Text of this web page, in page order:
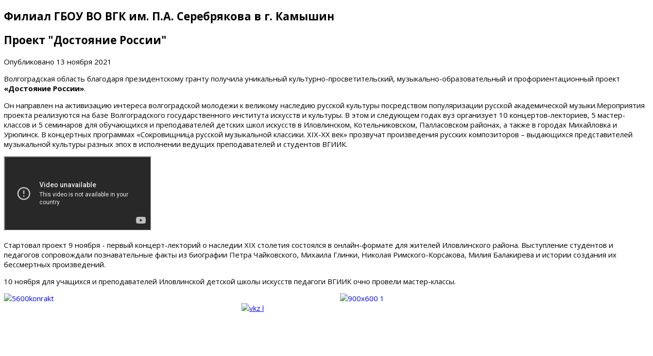
Филиал ГБОУ ВО ВГК им. П.А. Серебрякова в г. Камышин
Проект "Достояние России"
Опубликовано 13 ноября 2021
Волгоградская область благодаря президентскому гранту получила уникальный культурно-просветительский, музыкально-образовательный и профориентационный проект
«Достояние России».
Он направлен на активизацию интереса волгоградской молодежи к великому наследию русской культуры посредством популяризации русской академической музыки.Мероприятия
проекта реализуются на базе Волгоградского государственного института искусств и культуры. В этом и следующем годах вуз организует 10 концертов-лекториев, 5 мастер-
классов и 5 семинаров для обучающихся и преподавателей детских школ искусств в Иловлинском, Котельниковском, Палласовском районах, а также в городах Михайловка и
Урюпинск. В концертных программах «Сокровищница русской музыкальной классики. XIX-XX век» прозвучат произведения русских композиторов – выдающихся представителей
музыкальной культуры разных эпох в исполнении ведущих преподавателей и студентов ВГИИК.
Стартовал проект 9 ноября - первый концерт-лекторий о наследии XIX столетия состоялся в онлайн-формате для жителей Иловлинского района. Выступление студентов и
педагогов сопровождали познавательные факты из биографии Петра Чайковского, Михаила Глинки, Николая Римского-Корсакова, Милия Балакирева и истории создания их
бессмертных произведений.
10 ноября для учащихся и преподавателей Иловлинской детской школы искусств педагоги ВГИИК очно провели мастер-классы.